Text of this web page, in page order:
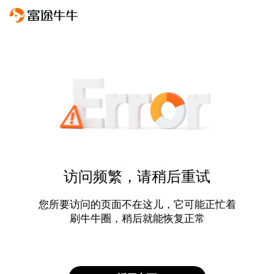
访问频繁，请稍后重试
您所要访问的页面不在这儿，它可能正忙着
刷牛牛圈，稍后就能恢复正常